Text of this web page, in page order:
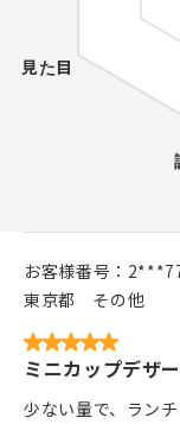
お客様番号：
東京都
その他
ミニカップデザ
少ない量で、ラン